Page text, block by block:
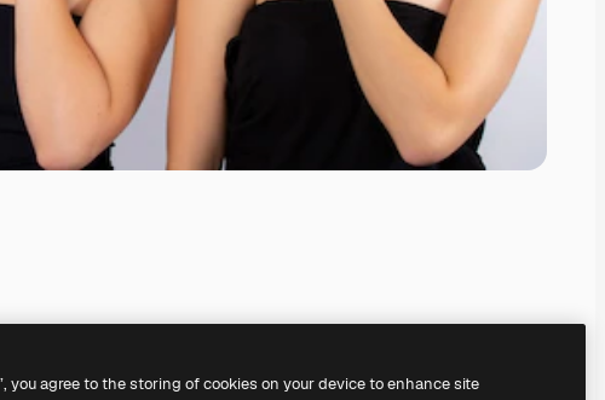
you agree to the storing of cookies on your device to enhance site